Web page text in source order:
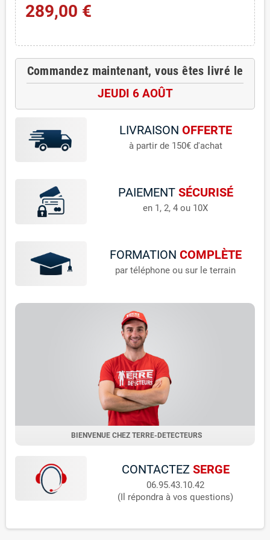
289,00 €
Commandez maintenant, vous êtes livré le
JEUDI 6 AOÛT
LIVRAISON OFFERTE
à partir de 150€ d'achat
PAIEMENT SÉCURISÉ
en 1, 2, 4 ou 10X
FORMATION COMPLÈTE
par téléphone ou sur le terrain
BIENVENUE CHEZ TERRE-DETECTEURS
CONTACTEZ SERGE
06.95.43.10.42
(Il répondra à vos questions)